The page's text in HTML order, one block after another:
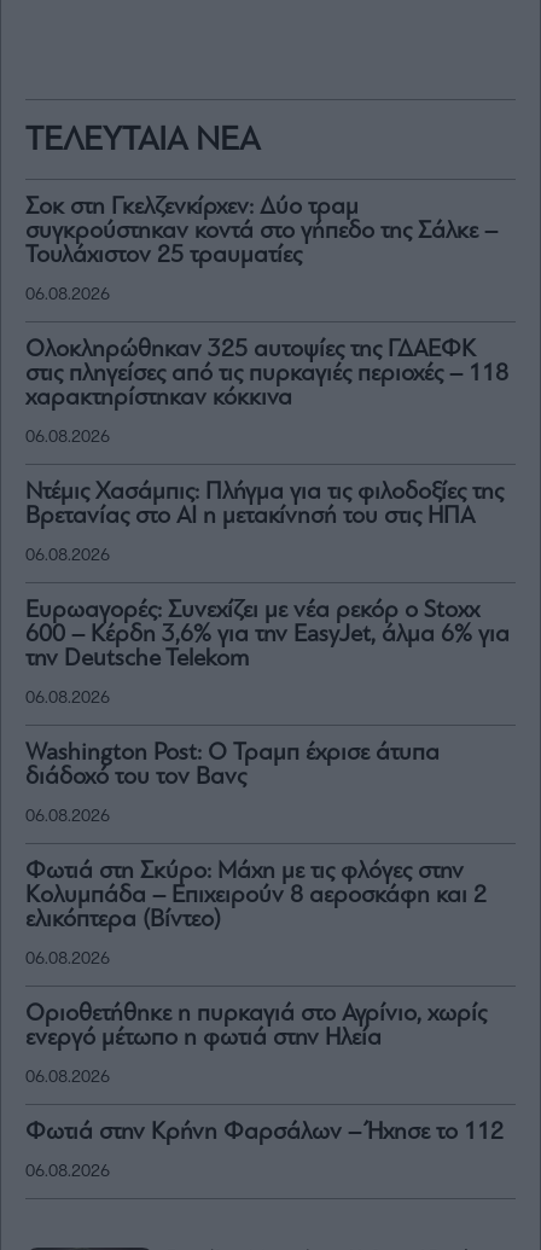
ΤΕΛΕΥΤΑΙΑ ΝΕΑ
Σοκ στη Γκελζενκίρχεν: Δύο τραμ
συγκρούστηκαν κοντά στο γήπεδο της Σάλκε –
Τουλάχιστον 25 τραυματίες
06.08.2026
Ολοκληρώθηκαν 325 αυτοψίες της ΓΔΑΕΦΚ
στις πληγείσες από τις πυρκαγιές περιοχές – 118
χαρακτηρίστηκαν κόκκινα
06.08.2026
Ντέμις Χασάμπις: Πλήγμα για τις φιλοδοξίες της
Βρετανίας στο AI η μετακίνησή του στις ΗΠΑ
06.08.2026
Ευρωαγορές: Συνεχίζει με νέα ρεκόρ ο Stoxx
600 – Κέρδη 3,6% για την EasyJet, άλμα 6% για
την Deutsche Telekom
06.08.2026
Washington Post: Ο Τραμπ έχρισε άτυπα
διάδοχό του τον Βανς
06.08.2026
Φωτιά στη Σκύρο: Μάχη με τις φλόγες στην
Κολυμπάδα – Επιχειρούν 8 αεροσκάφη και 2
ελικόπτερα (Βίντεο)
06.08.2026
Οριοθετήθηκε η πυρκαγιά στο Αγρίνιο, χωρίς
ενεργό μέτωπο η φωτιά στην Ηλεία
06.08.2026
Φωτιά στην Κρήνη Φαρσάλων – Ήχησε το 112
06.08.2026